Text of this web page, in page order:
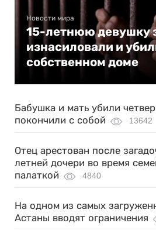
Новости мира
15-летнюю девушку
изнасиловали и
собственном доме
Бабушка и мать убили
покончили с собой
13642
Отец арестован после
летней дочери во время
палаткой
4840
На одном из самых
Астаны вводят ограничения